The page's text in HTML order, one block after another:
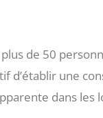
de 50
d’établir une
dans les